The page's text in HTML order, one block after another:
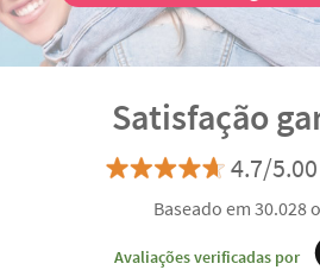
Satisfação
4.7/
Baseado em 30.028
Avaliações verificadas por